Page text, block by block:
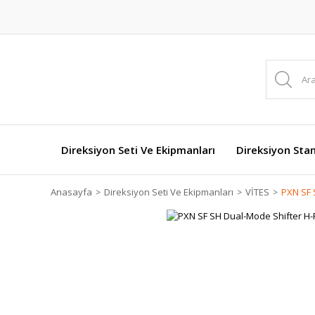
Direksiyon Seti Ve Ekipmanları Direksiyon
Anasayfa Direksiyon Seti Ve Ekipmanları VİTES PXN